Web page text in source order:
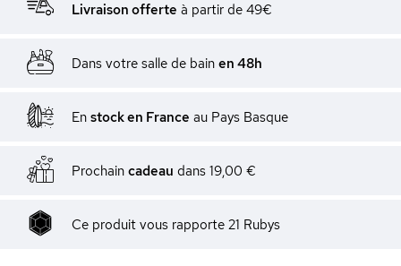
Livraison offerte à partir de 49€
Dans votre salle de bain en 48h
En stock en France au Pays Basque
Prochain cadeau dans 19,00 €
Ce produit vous rapporte 21 Rubys